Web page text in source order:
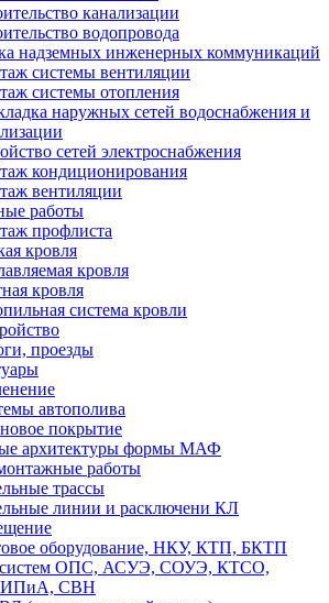
канализации
водопровода
надземных инженерных коммуникаций
системы вентиляции
системы отопления
наружных сетей водоснабжения и
сетей электроснабжения
кондиционирования
вентиляции
работы
профлиста
кровля
кровля
кровля
система кровли
проезды
автополива
покрытие
архитектуры формы МАФ
работы
трассы
линии и расключени КЛ
оборудование, НКУ, КТП, БКТП
ОПС, АСУЭ, СОУЭ, КТСО,
СВН